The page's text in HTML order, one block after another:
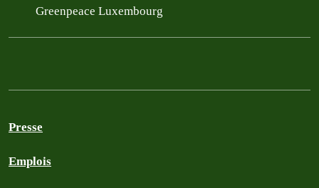
Greenpeace Luxembourg
Presse
Emplois